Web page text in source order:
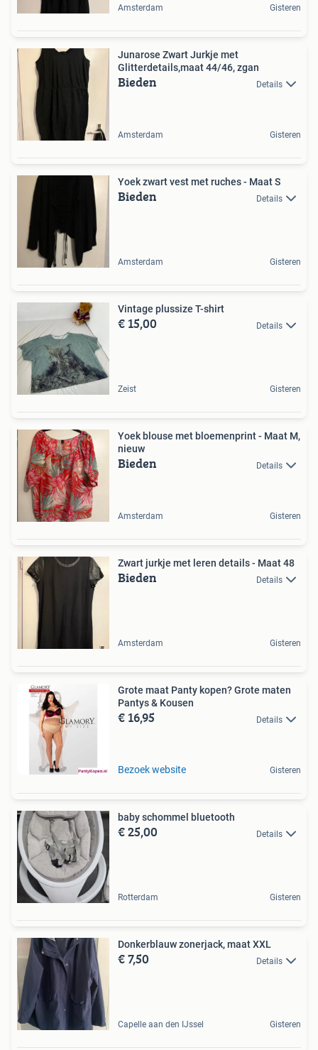
Amsterdam Gisteren
Junarose Zwart Jurkje met
Glitterdetails,maat 44/46, zgan
Bieden Details
Amsterdam Gisteren
Yoek zwart vest met ruches - Maat S
Bieden Details
Amsterdam Gisteren
Vintage plussize T-shirt
€ 15,00 Details
Zeist Gisteren
Yoek blouse met bloemenprint - Maat M,
nieuw
Bieden Details
Amsterdam Gisteren
Zwart jurkje met leren details - Maat 48
Bieden Details
Amsterdam Gisteren
Grote maat Panty kopen? Grote maten
Pantys & Kousen
€ 16,95 Details
Bezoek website Gisteren
baby schommel bluetooth
€ 25,00 Details
Rotterdam Gisteren
Donkerblauw zonerjack, maat XXL
€ 7,50 Details
Capelle aan den IJssel Gisteren